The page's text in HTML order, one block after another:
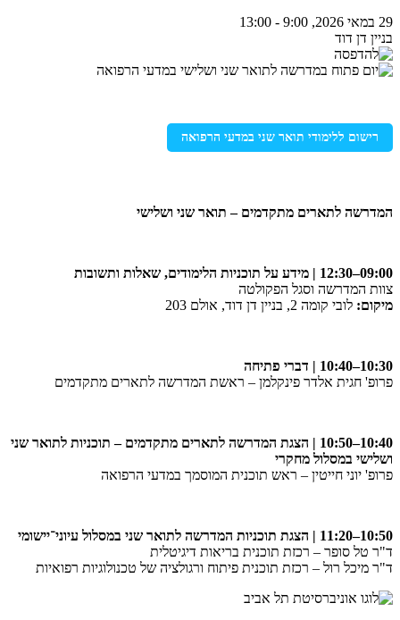
29 במאי 2026, 9:00 - 13:00
בניין דן דוד
רישום ללימודי תואר שני במדעי הרפואה
המדרשה לתארים מתקדמים – תואר שני ושלישי
09:00–12:30 | מידע על תוכניות הלימודים, שאלות ותשובות
צוות המדרשה וסגל הפקולטה
מיקום: לובי קומה 2, בניין דן דוד, אולם 203
10:30–10:40 | דברי פתיחה
פרופ' חגית אלדר פינקלמן – ראשת המדרשה לתארים מתקדמים
10:40–10:50 | הצגת המדרשה לתארים מתקדמים – תוכניות לתואר שני
ושלישי במסלול מחקרי
פרופ' יוני חייטין – ראש תוכנית המוסמך במדעי הרפואה
10:50–11:20 | הצגת תוכניות המדרשה לתואר שני במסלול עיוני־יישומי
ד"ר טל סופר – רכזת תוכנית בריאות דיגיטלית
ד"ר מיכל רול – רכזת תוכנית פיתוח ורגולציה של טכנולוגיות רפואיות